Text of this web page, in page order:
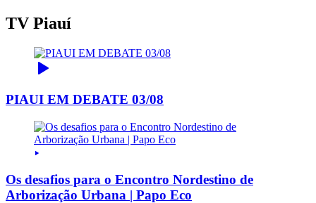
TV Piauí
PIAUI EM DEBATE 03/08
Os desafios para o Encontro Nordestino de
Arborização Urbana | Papo Eco